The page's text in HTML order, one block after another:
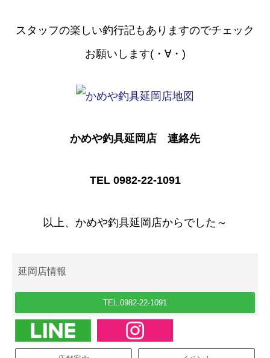
スタッフの楽しい釣行記もありますのでチェック
お願いします(・∀・)
かめや釣具延岡店 連絡先
TEL 0982-22-1091
以上、かめや釣具延岡店からでした～
延岡店情報
TEL.0982-22-1091